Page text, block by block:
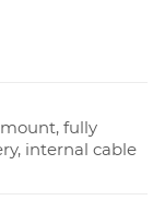
fully
internal cable